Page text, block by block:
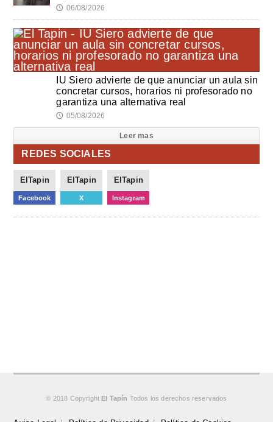
🕔 06/08/2026
IU Siero advierte de que anunciar un aula sin
concretar cursos, horarios ni profesorado no
garantiza una alternativa real
🕔 05/08/2026
Leer mas
REDES SOCIALES
ElTapin
Facebook
ElTapin
X
ElTapin
Instagram
© 2018 Copyright El Tapín Todos los derechos reservados